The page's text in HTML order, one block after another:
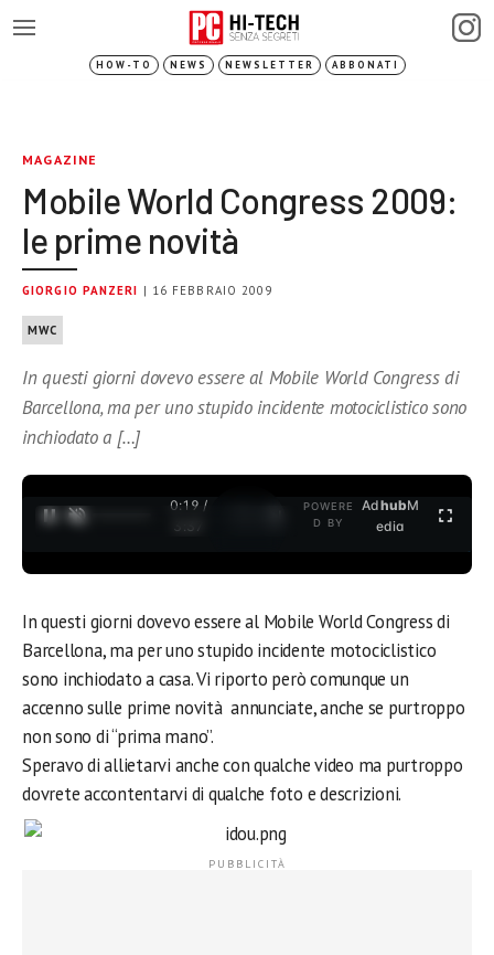
HOW-TO NEWS NEWSLETTER ABBONATI
MAGAZINE
Mobile World Congress 2009:
le prime novità
GIORGIO PANZERI | 16 FEBBRAIO 2009
MWC
In questi giorni dovevo essere al Mobile World Congress di
Barcellona, ma per uno stupido incidente motociclistico sono
inchiodato a […]
0:19 /
3:37
POWERE
D BY
AdhubM
edia
In questi giorni dovevo essere al Mobile World Congress di
Barcellona, ma per uno stupido incidente motociclistico
sono inchiodato a casa. Vi riporto però comunque un
accenno sulle prime novità annunciate, anche se purtroppo
non sono di “prima mano”.
Speravo di allietarvi anche con qualche video ma purtroppo
dovrete accontentarvi di qualche foto e descrizioni.